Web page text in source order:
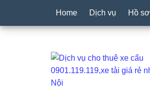
Home Dịch vụ Hồ